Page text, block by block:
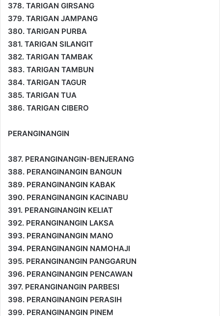
378. TARIGAN GIRSANG
379. TARIGAN JAMPANG
380. TARIGAN PURBA
381. TARIGAN SILANGIT
382. TARIGAN TAMBAK
383. TARIGAN TAMBUN
384. TARIGAN TAGUR
385. TARIGAN TUA
386. TARIGAN CIBERO
PERANGINANGIN
387. PERANGINANGIN-BENJERANG
388. PERANGINANGIN BANGUN
389. PERANGINANGIN KABAK
390. PERANGINANGIN KACINABU
391. PERANGINANGIN KELIAT
392. PERANGINANGIN LAKSA
393. PERANGINANGIN MANO
394. PERANGINANGIN NAMOHAJI
395. PERANGINANGIN PANGGARUN
396. PERANGINANGIN PENCAWAN
397. PERANGINANGIN PARBESI
398. PERANGINANGIN PERASIH
399. PERANGINANGIN PINEM